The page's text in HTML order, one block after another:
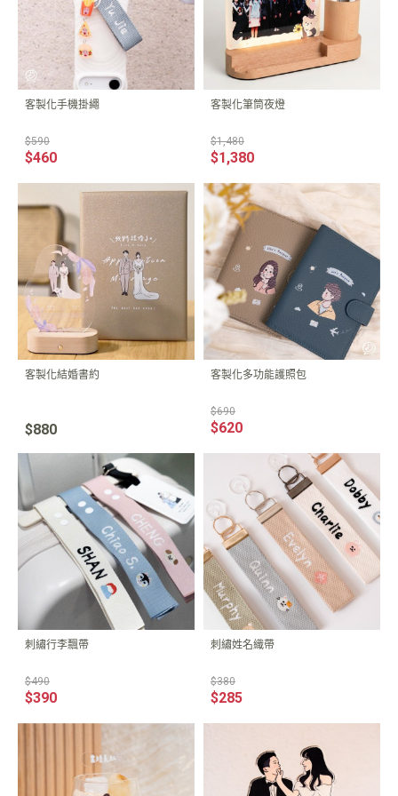
客製化手機掛繩
$590
$460
客製化筆筒夜燈
$1,480
$1,380
客製化結婚書約
$880
客製化多功能護照包
$690
$620
刺繡行李飄帶
$490
$390
刺繡姓名織帶
$380
$285